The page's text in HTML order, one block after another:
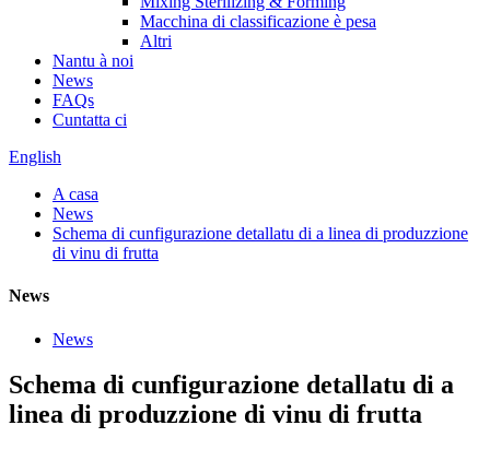
Macchina di classificazione è pesa
Altri
Nantu à noi
News
FAQs
Cuntatta ci
English
A casa
News
Schema di cunfigurazione detallatu di a linea di produzzione
di vinu di frutta
News
News
Schema di cunfigurazione detallatu di a
linea di produzzione di vinu di frutta